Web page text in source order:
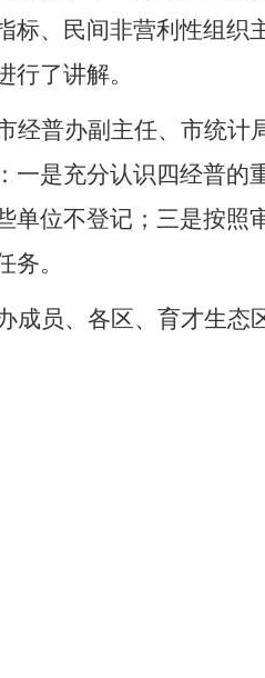
标、民间非营利性组织
行了讲解。
经普办副主任、市统计
一是充分认识四经普的
单位不登记；三是按照
务。
成员、各区、育才生态